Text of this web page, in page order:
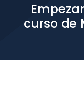
curso de